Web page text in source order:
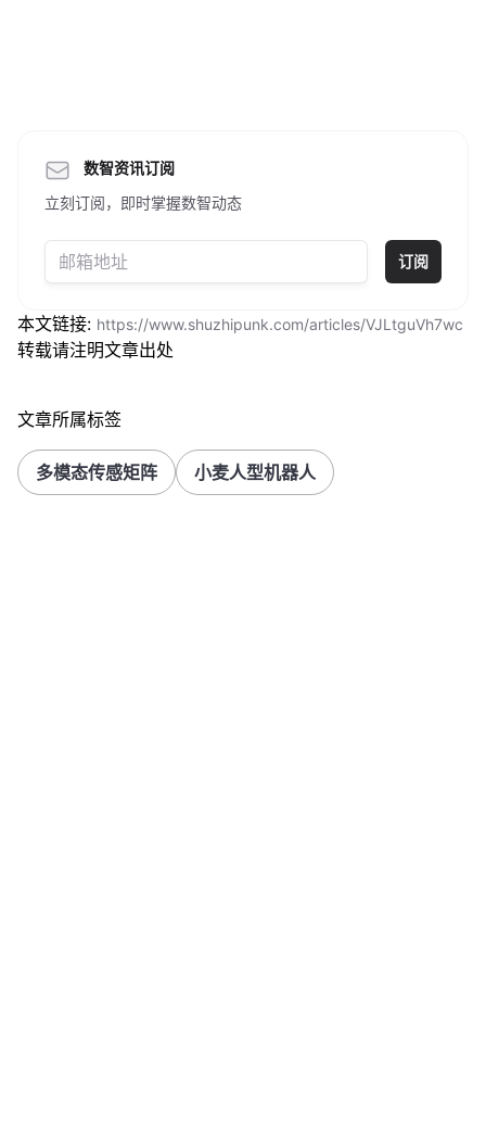
数智资讯订阅
立刻订阅，即时掌握数智动态
订阅
本文链接: https://www.shuzhipunk.com/articles/VJLtguVh7wc
转载请注明文章出处
文章所属标签
多模态传感矩阵 小麦人型机器人